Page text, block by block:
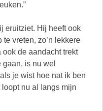
eruitziet. Hij heeft ook
vreten, zo’n lekkere
ook de aandacht trekt
is nu wel
je wist hoe nat ik ben
nu al langs mijn